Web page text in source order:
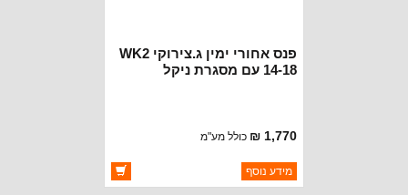
פנס אחורי ימין ג.צירוקי WK2
14-18 עם מסגרת ניקל
1,770 ₪ כולל מע"מ
ברקוד: 68110016AD
יצרן:DEPO
מידע נוסף